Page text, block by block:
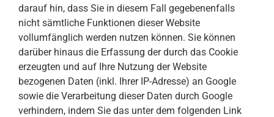
darauf hin, dass Sie in diesem Fall gegebenenfalls
nicht sämtliche Funktionen dieser Website
vollumfänglich werden nutzen können. Sie können
darüber hinaus die Erfassung der durch das Cookie
erzeugten und auf Ihre Nutzung der Website
bezogenen Daten (inkl. Ihrer IP-Adresse) an Google
sowie die Verarbeitung dieser Daten durch Google
verhindern, indem Sie das unter dem folgenden Link